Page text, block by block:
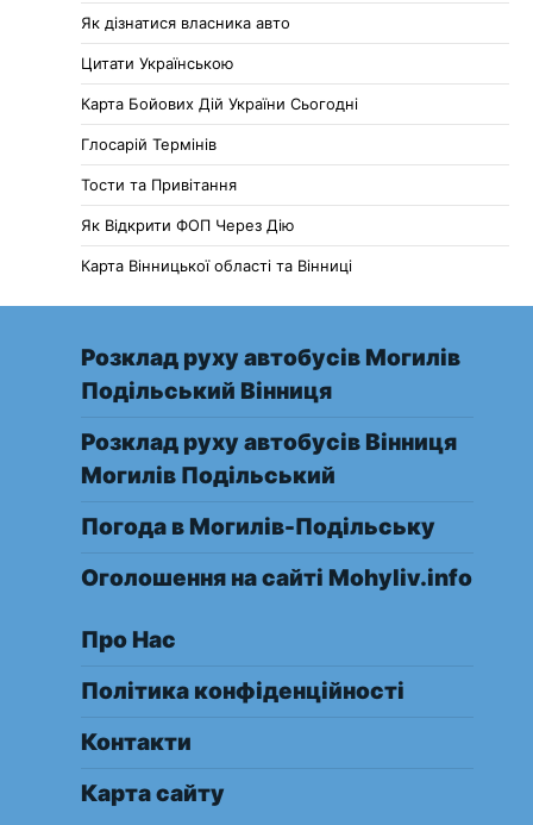
Як дізнатися власника авто
Цитати Українською
Карта Бойових Дій України Сьогодні
Глосарій Термінів
Тости та Привітання
Як Відкрити ФОП Через Дію
Карта Вінницької області та Вінниці
Розклад руху автобусів Могилів
Подільський Вінниця
Розклад руху автобусів Вінниця
Могилів Подільський
Погода в Могилів-Подільську
Оголошення на сайті Mohyliv.info
Про Нас
Політика конфіденційності
Контакти
Карта сайту